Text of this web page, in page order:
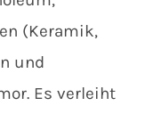
(Keramik,
und
Es verleiht